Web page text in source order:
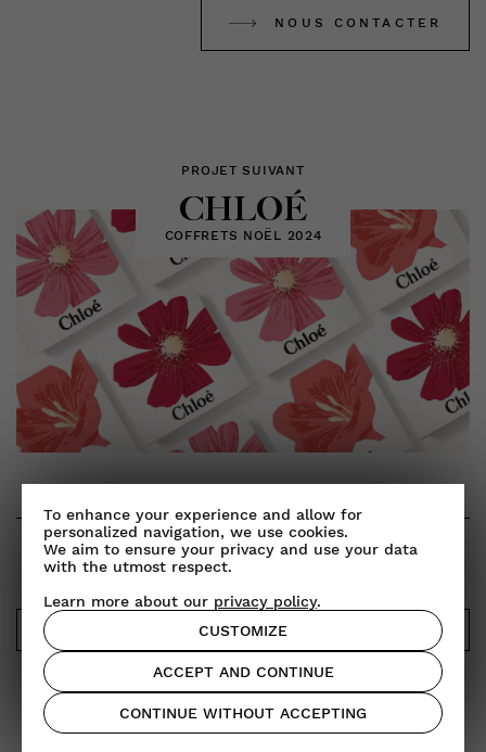
NOUS CONTACTER
PROJET SUIVANT
CHLOÉ
COFFRETS NOËL 2024
NEWSLETTER
OK
To enhance your experience and allow for
personalized navigation, we use cookies.
We aim to ensure your privacy and use your data
with the utmost respect.
Learn more about our privacy policy.
CUSTOMIZE
ACCEPT AND CONTINUE
CONTINUE WITHOUT ACCEPTING